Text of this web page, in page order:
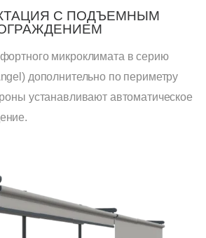
С ПОДЪЕМНЫМ
микроклимата в серию
дополнительно по периметру
устанавливают автоматическое